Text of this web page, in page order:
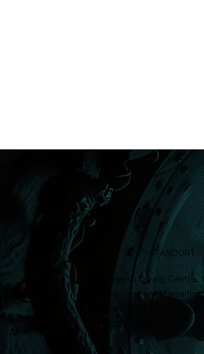
STANDORT
Calypso Diving Centre
The Seafront Marsalforn
Triq il-Port, Iż-Żebbuġ,